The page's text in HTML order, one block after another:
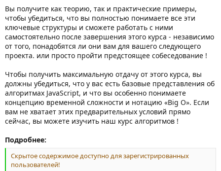
Вы получите как теорию, так и практические примеры,
чтобы убедиться, что вы полностью понимаете все эти
ключевые структуры и сможете работать с ними
самостоятельно после завершения этого курса - независимо
от того, понадобятся ли они вам для вашего следующего
проекта. или просто пройти предстоящее собеседование !
Чтобы получить максимальную отдачу от этого курса, вы
должны убедиться, что у вас есть базовые представления об
алгоритмах JavaScript, и что вы особенно понимаете
концепцию временной сложности и нотацию «Big O». Если
вам не хватает этих предварительных условий прямо
сейчас, вы можете изучить наш курс алгоритмов !
Подробнее:
Скрытое содержимое доступно для зарегистрированных
пользователей!